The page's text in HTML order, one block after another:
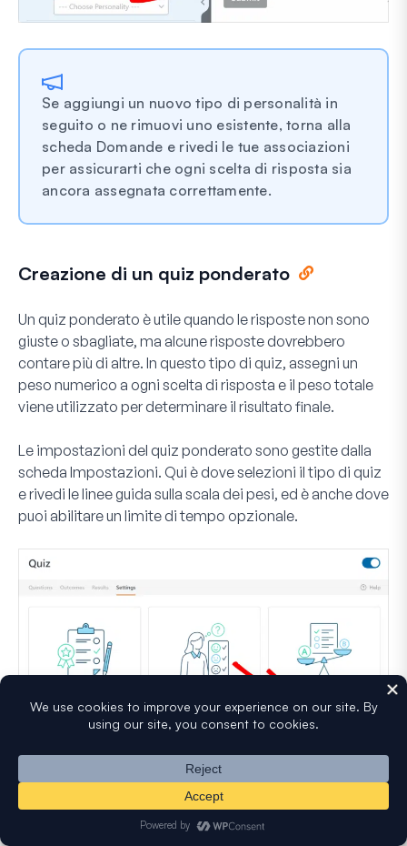
Se aggiungi un nuovo tipo di personalità in
seguito o ne rimuovi uno esistente, torna alla
scheda Domande e rivedi le tue associazioni
per assicurarti che ogni scelta di risposta sia
ancora assegnata correttamente.
Creazione di un quiz ponderato
Un quiz ponderato è utile quando le risposte non sono
giuste o sbagliate, ma alcune risposte dovrebbero
contare più di altre. In questo tipo di quiz, assegni un
peso numerico a ogni scelta di risposta e il peso totale
viene utilizzato per determinare il risultato finale.
Le impostazioni del quiz ponderato sono gestite dalla
scheda Impostazioni. Qui è dove selezioni il tipo di quiz
e rivedi le linee guida sulla scala dei pesi, ed è anche dove
puoi abilitare un limite di tempo opzionale.
Aggiunta di domande per il quiz ponderato